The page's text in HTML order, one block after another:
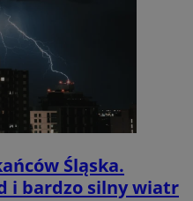
Śląska.
i bardzo silny wiatr